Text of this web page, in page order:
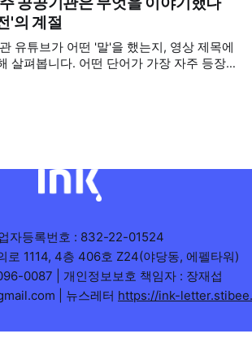
는 소통하는, 그래서 충성도 높은 구독자를
는 마음을 담아, 중앙행정기관과 광역자치
독자를 월 단위로 분석합니다. 중앙행정
유튜브 채널의 구독자를 통합하여
'의 계절
유튜브가 어떤 '말'을 했는지, 영상 제목에
살펴봅니다. 어떤 단어가 가장 자주 등장
자등록번호 : 832-22-01524
로 1114, 4층 406호 Z24(야당동, 에펠타워)
0087 | 개인정보보호 책임자 : 장재섭
| 뉴스레터 https://ink-